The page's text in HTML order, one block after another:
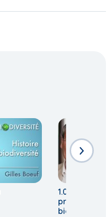
1.07
préoccuper
biodiversité?